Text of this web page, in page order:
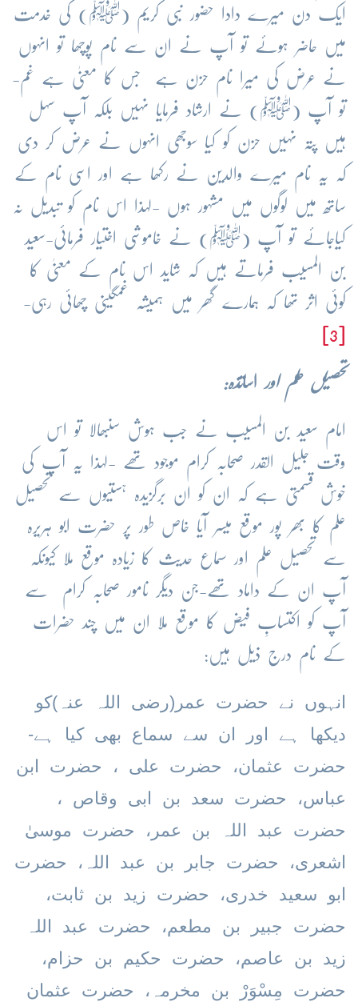
ایک دن میرے دادا حضور نبی کریم (ﷺ) کی خدمت
میں حاضر ہوئے تو آپ نے ان سے نام پوچھا تو انہوں
نے عرض کی میرا نام حزن ہے جس کا معنیٰ ہے غم-
تو آپ (ﷺ) نے ارشاد فرمایا نہیں بلکہ آپ سہل
ہیں پتہ نہیں حزن کو کیا سوجھی انہوں نے عرض کر دی
کہ یہ نام میرے والدین نے رکھا ہے اور اسی نام کے
ساتھ میں لوگوں میں مشہور ہوں -لہذا اس نام کو تبدیل نہ
کیاجائے تو آپ (ﷺ) نے خاموشی اختیار فرمائی-سعید
بن المسیب فرماتے ہیں کہ شاید اس نام کے معنیٰ کا
کوئی اثر تھا کہ ہمارے گھر میں ہمیشہ غمگینی چھائی رہی-
تحصیل علم اور اساتذہ:
امام سعید بن المسیب نے جب ہوش سنبھالا تو اس
وقت جلیل القدر صحابہ کرام موجود تھے -لہذا یہ آپ کی
خوش قسمتی ہے کہ ان کو ان برگزیدہ ہستیوں سے تحصیل
علم کا بھر پور موقع میسر آیا خاص طور پر حضرت ابو ہریرہ
سے تحصیل علم اور سماع حدیث کا زیادہ موقع ملا کیونکہ
آپ ان کے داماد تھے-جن دیگر نامور صحابہ کرام سے
آپ کو اکتسابِ فیض کا موقع ملا ان میں چند حضرات
کے نام درج ذیل ہیں:
انہوں نے حضرت عمر(رضی اللہ عنہ)کو
دیکھا ہے اور ان سے سماع بھی کیا ہے-
حضرت عثمان، حضرت علی ، حضرت ابن
عباس، حضرت سعد بن ابی وقاص ،
حضرت عبد اللہ بن عمر، حضرت موسیٰ
اشعری، حضرت جابر بن عبد اللہ، حضرت
ابو سعید خدری، حضرت زید بن ثابت،
حضرت جبیر بن مطعم، حضرت عبد اللہ
زید بن عاصم، حضرت حکیم بن حزام،
حضرت مِسْوَرْ بن مخرمہ، حضرت عثمان